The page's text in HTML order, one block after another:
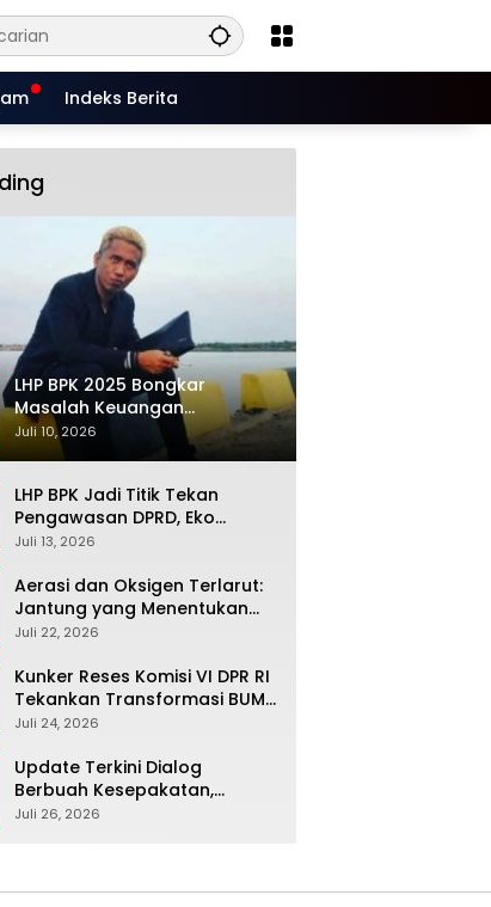
Indeks Berita
LHP BPK 2025 Bongkar
Masalah Keuangan
Situbondo, Potensi Miliaran
Rupiah Masih Belum Terkelola
Juli 10, 2026
LHP BPK Jadi Titik Tekan
Pengawasan DPRD, Eko
Febriyanto Datangi Komisi IV
Berpijak pada Dokumen
Resmi Negara
Juli 13, 2026
Aerasi dan Oksigen Terlarut:
Jantung yang Menentukan
Hidup Tambak Vaname
Juli 22, 2026
Kunker Reses Komisi VI DPR RI
Tekankan Transformasi BUMN
Maritim, Nasim Khan Kawal
Juli 24, 2026
Update Terkini Dialog
Berbuah Kesepakatan,
SPBUN-SGN Batalkan Aksi
Juli 26, 2026